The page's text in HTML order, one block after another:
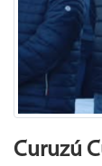
Curuzú